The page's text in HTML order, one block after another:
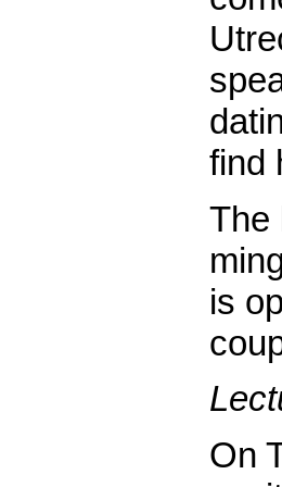
find
The
is
On